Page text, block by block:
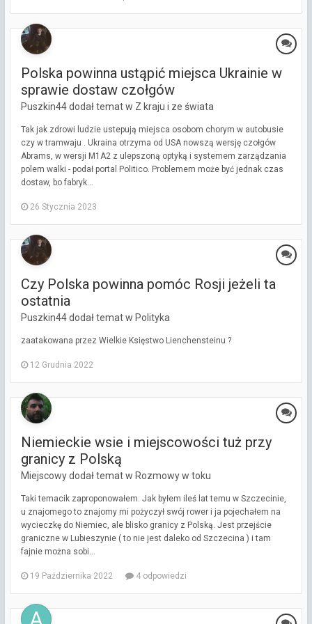
Polska powinna ustąpić miejsca Ukrainie w
sprawie dostaw czołgów
Puszkin44 dodał temat w Z kraju i ze świata
Tak jak zdrowi ludzie ustepują miejsca osobom chorym w autobusie
czy w tramwaju . Ukraina otrzyma od USA nowszą wersję czołgów
Abrams, w wersji M1A2 z ulepszoną optyką i systemem zarządzania
polem walki - podał portal Politico. Problemem może być jednak czas
dostaw, bo fabryk...
26 Stycznia 2023
Czy Polska powinna pomóc Rosji jeżeli ta
ostatnia
Puszkin44 dodał temat w Polityka
zaatakowana przez Wielkie Księstwo Lienchensteinu ?
12 Grudnia 2022
Niemieckie wsie i miejscowości tuż przy
granicy z Polską
Miejscowy dodał temat w Rozmowy w toku
Taki temacik zaproponowałem. Jak byłem ileś lat temu w Szczecinie,
u znajomego to znajomy mi pożyczył swój rower i ja pojechałem na
wycieczkę do Niemiec, ale blisko granicy z Polską. Jest przejście
graniczne w Lubieszynie ( to nie jest daleko od Szczecina ) i tam
fajnie można sobi...
19 Października 2022 4 odpowiedzi